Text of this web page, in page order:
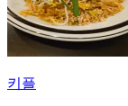
키플